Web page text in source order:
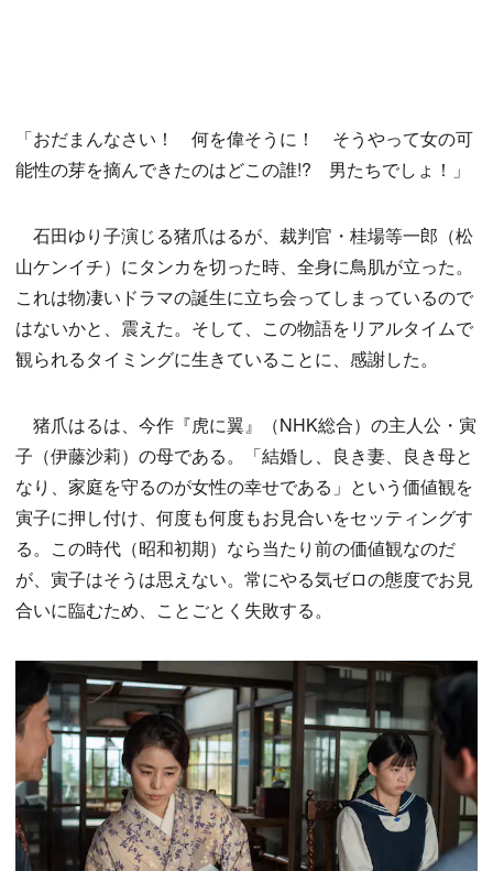
「おだまんなさい！ 何を偉そうに！ そうやって女の可
能性の芽を摘んできたのはどこの誰!? 男たちでしょ！」
石田ゆり子演じる猪爪はるが、裁判官・桂場等一郎（松
山ケンイチ）にタンカを切った時、全身に鳥肌が立った。
これは物凄いドラマの誕生に立ち会ってしまっているので
はないかと、震えた。そして、この物語をリアルタイムで
観られるタイミングに生きていることに、感謝した。
猪爪はるは、今作『虎に翼』（NHK総合）の主人公・寅
子（伊藤沙莉）の母である。「結婚し、良き妻、良き母と
なり、家庭を守るのが女性の幸せである」という価値観を
寅子に押し付け、何度も何度もお見合いをセッティングす
る。この時代（昭和初期）なら当たり前の価値観なのだ
が、寅子はそうは思えない。常にやる気ゼロの態度でお見
合いに臨むため、ことごとく失敗する。